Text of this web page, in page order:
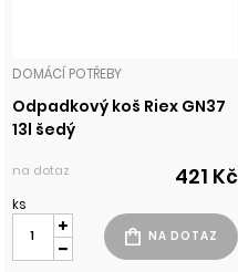
DOMÁCÍ POTŘEBY
Odpadkový koš Riex GN37
13l šedý
na dotaz 421 Kč
ks